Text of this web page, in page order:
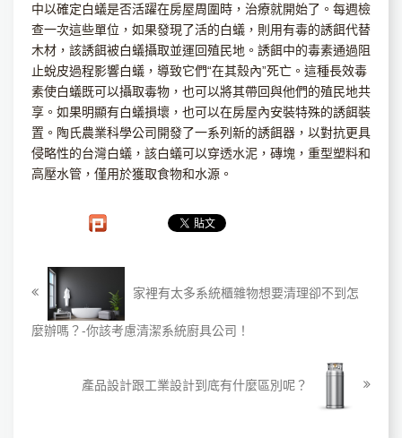
中以確定白蟻是否活躍在房屋周圍時，治療就開始了。每週檢
查一次這些單位，如果發現了活的白蟻，則用有毒的誘餌代替
木材，該誘餌被白蟻攝取並運回殖民地。誘餌中的毒素通過阻
止蛻皮過程影響白蟻，導致它們“在其殼內”死亡。這種長效毒
素使白蟻既可以攝取毒物，也可以將其帶回與他們的殖民地共
享。如果明顯有白蟻損壞，也可以在房屋內安裝特殊的誘餌裝
置。陶氏農業科學公司開發了一系列新的誘餌器，以對抗更具
侵略性的台灣白蟻，該白蟻可以穿透水泥，磚塊，重型塑料和
高壓水管，僅用於獲取食物和水源。
家裡有太多系統櫃雜物想要清理卻不到怎
麼辦嗎？-你該考慮清潔系統廚具公司！
產品設計跟工業設計到底有什麼區別呢？